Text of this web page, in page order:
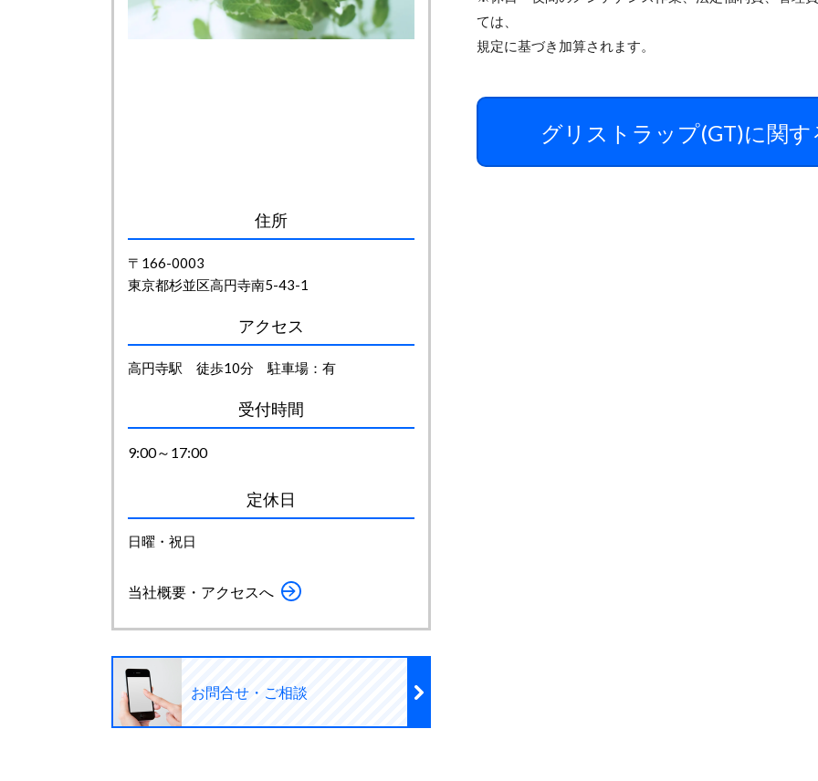
ては、
規定に基づき加算されます。
グリストラップ(GT)に関
住所
〒166-0003
東京都杉並区高円寺南5-43-1
アクセス
高円寺駅 徒歩10分 駐車場：有
受付時間
9:00～17:00
定休日
日曜・祝日
当社概要・アクセスへ
お問合せ・ご相談